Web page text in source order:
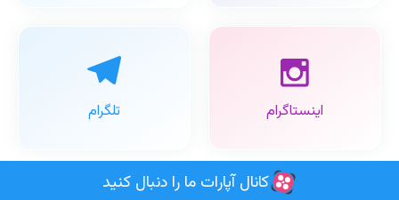
کانال آپارات ما را دنبال کنید
اینستاگرام تلگرام